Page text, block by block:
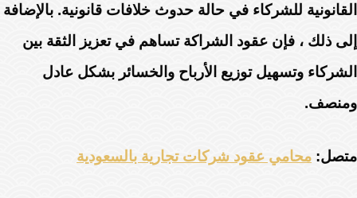
القانونية للشركاء في حالة حدوث خلافات قانونية. بالإضافة
إلى ذلك ، فإن عقود الشراكة تساهم في تعزيز الثقة بين
الشركاء وتسهيل توزيع الأرباح والخسائر بشكل عادل
ومنصف.
متصل: محامي عقود شركات تجارية بالسعودية